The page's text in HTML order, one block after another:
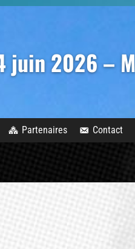
juin 2026 –
Partenaires Contact